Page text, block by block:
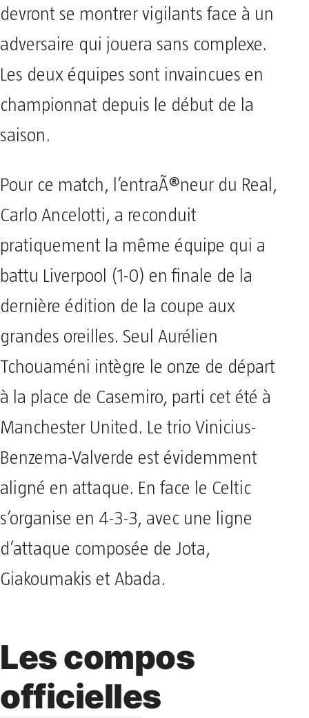
devront se montrer vigilants face à un
adversaire qui jouera sans complexe.
Les deux équipes sont invaincues en
championnat depuis le début de la
saison.
Pour ce match, l’entraÃ®neur du Real,
Carlo Ancelotti, a reconduit
pratiquement la même équipe qui a
battu Liverpool (1-0) en finale de la
dernière édition de la coupe aux
grandes oreilles. Seul Aurélien
Tchouaméni intègre le onze de départ
à la place de Casemiro, parti cet été à
Manchester United. Le trio Vinicius-
Benzema-Valverde est évidemment
aligné en attaque. En face le Celtic
s’organise en 4-3-3, avec une ligne
d’attaque composée de Jota,
Giakoumakis et Abada.
Les compos
officielles